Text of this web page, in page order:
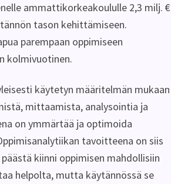
ammattikorkeakoululle 2,3 milj. €
tason kehittämiseen.
parempaan oppimiseen
kolmivuotinen.
käytetyn määritelmän mukaan
mittaamista, analysointia ja
on ymmärtää ja optimoida
tavoitteena on siis
kiinni oppimisen mahdollisiin
helpolta, mutta käytännössä se